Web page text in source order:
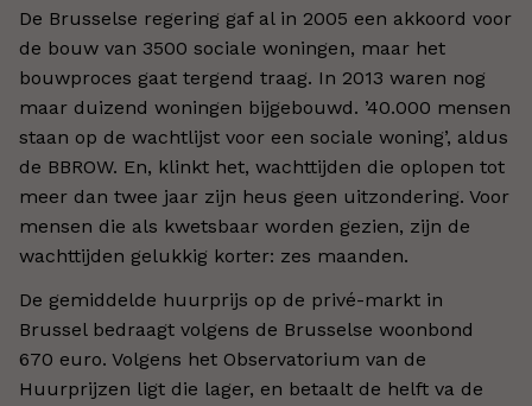
De Brusselse regering gaf al in 2005 een akkoord voor
de bouw van 3500 sociale woningen, maar het
bouwproces gaat tergend traag. In 2013 waren nog
maar duizend woningen bijgebouwd. ’40.000 mensen
staan op de wachtlijst voor een sociale woning’, aldus
de BBROW. En, klinkt het, wachttijden die oplopen tot
meer dan twee jaar zijn heus geen uitzondering. Voor
mensen die als kwetsbaar worden gezien, zijn de
wachttijden gelukkig korter: zes maanden.
De gemiddelde huurprijs op de privé-markt in
Brussel bedraagt volgens de Brusselse woonbond
670 euro. Volgens het Observatorium van de
Huurprijzen ligt die lager, en betaalt de helft va de